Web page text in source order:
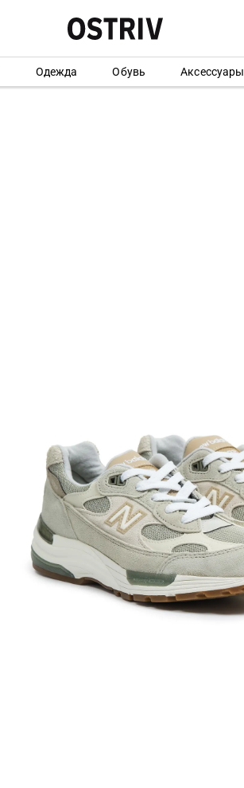
Одежда Обувь Аксессуары